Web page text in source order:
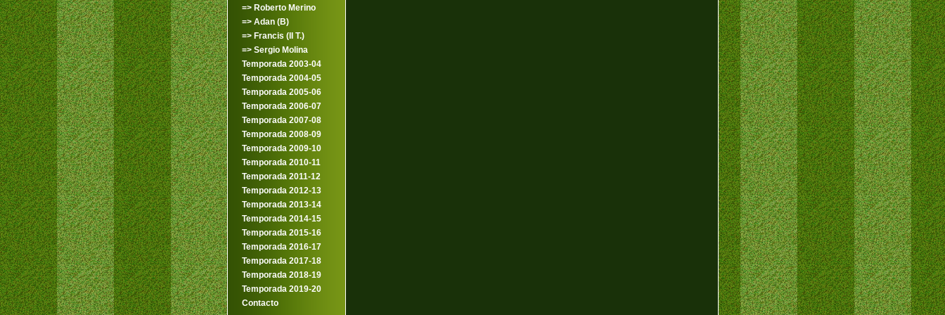
=> Roberto Merino
=> Adan (B)
=> Francis (II T.)
=> Sergio Molina
Temporada 2003-04
Temporada 2004-05
Temporada 2005-06
Temporada 2006-07
Temporada 2007-08
Temporada 2008-09
Temporada 2009-10
Temporada 2010-11
Temporada 2011-12
Temporada 2012-13
Temporada 2013-14
Temporada 2014-15
Temporada 2015-16
Temporada 2016-17
Temporada 2017-18
Temporada 2018-19
Temporada 2019-20
Contacto